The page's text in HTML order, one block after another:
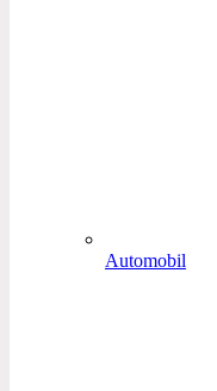
Automobil